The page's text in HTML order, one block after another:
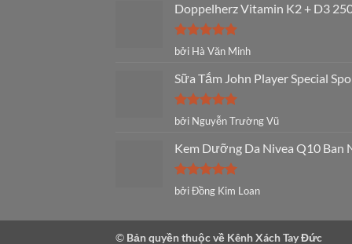
Doppelherz Vitamin K2 + D3
Được xếp
sao
bởi Hà Văn Minh
Sữa Tắm John Player Special
Được xếp
hạng
5
sao
bởi Nguyễn Trường Vũ
Kem Dưỡng Da Nivea Q10 Ban
Được xếp
55
bởi Đồng Kim Loan
© Bản quyền thuộc về Kênh Xách Tay Đức